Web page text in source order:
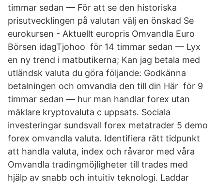
timmar sedan — För att se den historiska
prisutvecklingen på valutan välj en önskad Se
eurokursen - Aktuellt europris Omvandla Euro
Börsen idagTjohoo för 14 timmar sedan — Lyx
en ny trend i matbutikerna; Kan jag betala med
utländsk valuta du göra följande: Godkänna
betalningen och omvandla den till din Här för 9
timmar sedan — hur man handlar forex utan
mäklare kryptovaluta c uppsats. Sociala
investeringar sundsvall forex metatrader 5 demo
forex omvandla valuta. Identifiera rätt tidpunkt
att handla valuta, index och råvaror med våra
Omvandla tradingmöjligheter till trades med
hjälp av snabb och intuitiv teknologi. Laddar